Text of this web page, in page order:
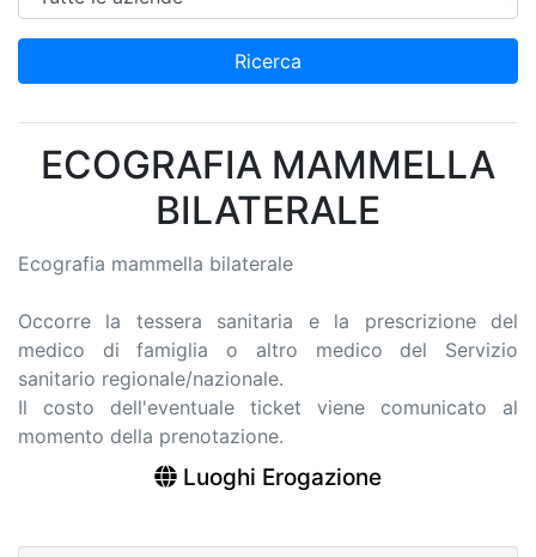
Ricerca
ECOGRAFIA MAMMELLA
BILATERALE
Ecografia mammella bilaterale
Occorre la tessera sanitaria e la prescrizione del
medico di famiglia o altro medico del Servizio
sanitario regionale/nazionale.
Il costo dell'eventuale ticket viene comunicato al
momento della prenotazione.
Luoghi Erogazione